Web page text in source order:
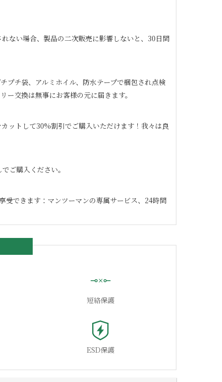
ない場合、製品の二次販売に影響しないと、30日間
プチ袋、アルミホイル、防水テープで梱包され点検
ー交換は無事にお客様の元に届きます。
ットして30%割引でご購入いただけます！我々は良
ご購入ください。
できます：マンツーマンの専属サービス、24時間
短絡保護
ESD保護